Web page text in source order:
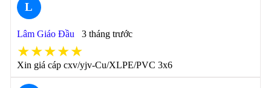
L
Lâm Giáo Đầu 3 tháng trước
★★★★★
Xin giá cáp cxv/yjv-Cu/XLPE/PVC 3x6